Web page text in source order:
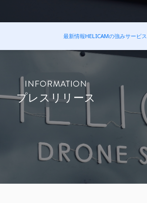
最新情報HELICAMの強みサービス
INFORMATION
プレスリリース